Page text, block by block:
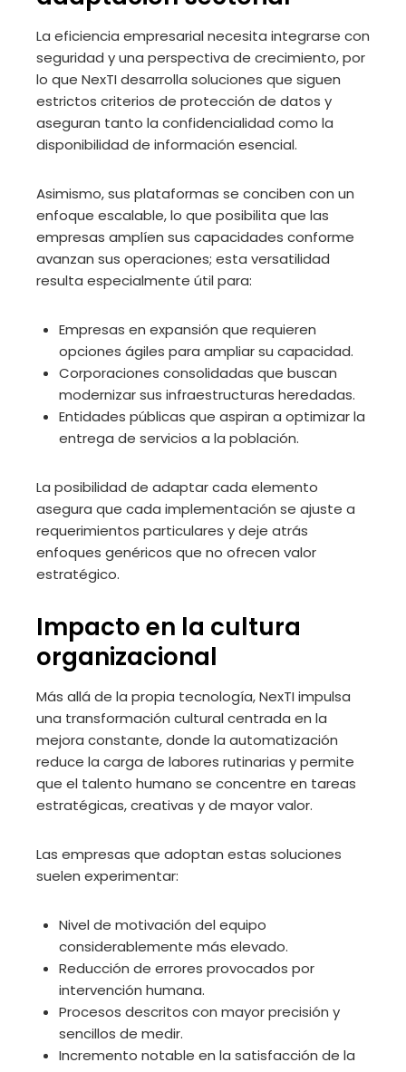
La eficiencia empresarial necesita integrarse con
seguridad y una perspectiva de crecimiento, por
lo que NexTI desarrolla soluciones que siguen
estrictos criterios de protección de datos y
aseguran tanto la confidencialidad como la
disponibilidad de información esencial.
Asimismo, sus plataformas se conciben con un
enfoque escalable, lo que posibilita que las
empresas amplíen sus capacidades conforme
avanzan sus operaciones; esta versatilidad
resulta especialmente útil para:
Empresas en expansión que requieren
opciones ágiles para ampliar su capacidad.
Corporaciones consolidadas que buscan
modernizar sus infraestructuras heredadas.
Entidades públicas que aspiran a optimizar la
entrega de servicios a la población.
La posibilidad de adaptar cada elemento
asegura que cada implementación se ajuste a
requerimientos particulares y deje atrás
enfoques genéricos que no ofrecen valor
estratégico.
Impacto en la cultura
organizacional
Más allá de la propia tecnología, NexTI impulsa
una transformación cultural centrada en la
mejora constante, donde la automatización
reduce la carga de labores rutinarias y permite
que el talento humano se concentre en tareas
estratégicas, creativas y de mayor valor.
Las empresas que adoptan estas soluciones
suelen experimentar:
Nivel de motivación del equipo
considerablemente más elevado.
Reducción de errores provocados por
intervención humana.
Procesos descritos con mayor precisión y
sencillos de medir.
Incremento notable en la satisfacción de la